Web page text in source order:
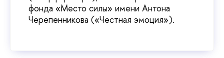
фонда «Место силы» имени Антона
Черепенникова («Честная эмоция»).